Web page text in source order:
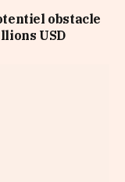
obstacle
USD